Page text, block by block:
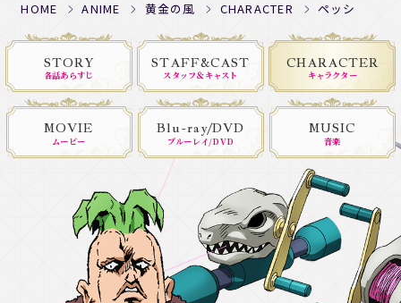
NEWS ANIME
COMICS
SPECIAL
HOME ANIME 黄金の風 CHARACTER ペッシ
STORY
各話あらすじ
STAFF&CAST
スタッフ＆キャスト
CHARACTER
キャラクター
MOVIE
ムービー
Blu-ray/DVD
ブルーレイ/DVD
MUSIC
音楽